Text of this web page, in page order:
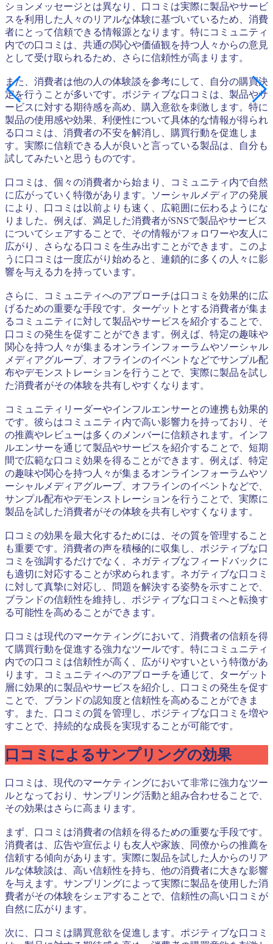
ションメッセージとは異なり、口コミは実際に製品やサービ
スを利用した人々のリアルな体験に基づいているため、消費
者にとって信頼できる情報源となります。特にコミュニティ
内での口コミは、共通の関心や価値観を持つ人々からの意見
として受け取られるため、さらに信頼性が高まります。
また、消費者は他の人の体験談を参考にして、自分の購買決
定を行うことが多いです。ポジティブな口コミは、製品やサ
ービスに対する期待感を高め、購入意欲を刺激します。特に
製品の使用感や効果、利便性について具体的な情報が得られ
る口コミは、消費者の不安を解消し、購買行動を促進しま
す。実際に信頼できる人が良いと言っている製品は、自分も
試してみたいと思うものです。
口コミは、個々の消費者から始まり、コミュニティ内で自然
に広がっていく特徴があります。ソーシャルメディアの発展
により、口コミは以前よりも速く、広範囲に伝わるようにな
りました。例えば、満足した消費者がSNSで製品やサービス
についてシェアすることで、その情報がフォロワーや友人に
広がり、さらなる口コミを生み出すことができます。このよ
うに口コミは一度広がり始めると、連鎖的に多くの人々に影
響を与える力を持っています。
さらに、コミュニティへのアプローチは口コミを効果的に広
げるための重要な手段です。ターゲットとする消費者が集ま
るコミュニティに対して製品やサービスを紹介することで、
口コミの発生を促すことができます。例えば、特定の趣味や
関心を持つ人々が集まるオンラインフォーラムやソーシャル
メディアグループ、オフラインのイベントなどでサンプル配
布やデモンストレーションを行うことで、実際に製品を試し
た消費者がその体験を共有しやすくなります。
コミュニティリーダーやインフルエンサーとの連携も効果的
です。彼らはコミュニティ内で高い影響力を持っており、そ
の推薦やレビューは多くのメンバーに信頼されます。インフ
ルエンサーを通じて製品やサービスを紹介することで、短期
間で広範な口コミ効果を得ることができます。例えば、特定
の趣味や関心を持つ人々が集まるオンラインフォーラムやソ
ーシャルメディアグループ、オフラインのイベントなどで、
サンプル配布やデモンストレーションを行うことで、実際に
製品を試した消費者がその体験を共有しやすくなります。
口コミの効果を最大化するためには、その質を管理すること
も重要です。消費者の声を積極的に収集し、ポジティブな口
コミを強調するだけでなく、ネガティブなフィードバックに
も適切に対応することが求められます。ネガティブな口コミ
に対して真摯に対応し、問題を解決する姿勢を示すことで、
ブランドの信頼性を維持し、ポジティブな口コミへと転換す
る可能性を高めることができます。
口コミは現代のマーケティングにおいて、消費者の信頼を得
て購買行動を促進する強力なツールです。特にコミュニティ
内での口コミは信頼性が高く、広がりやすいという特徴があ
ります。コミュニティへのアプローチを通じて、ターゲット
層に効果的に製品やサービスを紹介し、口コミの発生を促す
ことで、ブランドの認知度と信頼性を高めることができま
す。また、口コミの質を管理し、ポジティブな口コミを増や
すことで、持続的な成長を実現することが可能です。
口コミによるサンプリングの効果
口コミは、現代のマーケティングにおいて非常に強力なツー
ルとなっており、サンプリング活動と組み合わせることで、
その効果はさらに高まります。
まず、口コミは消費者の信頼を得るための重要な手段です。
消費者は、広告や宣伝よりも友人や家族、同僚からの推薦を
信頼する傾向があります。実際に製品を試した人からのリア
ルな体験談は、高い信頼性を持ち、他の消費者に大きな影響
を与えます。サンプリングによって実際に製品を使用した消
費者がその体験をシェアすることで、信頼性の高い口コミが
自然に広がります。
次に、口コミは購買意欲を促進します。ポジティブな口コミ